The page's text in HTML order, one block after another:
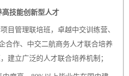
技能创新型人才
目管理联培班，卓越中交训练营、
合作、中交二航商务人才联合培养
建立广泛的人才联合培养机制；